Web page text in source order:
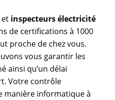
et inspecteurs électricité
de certifications à 1000
proche de chez vous.
vous garantir les
ainsi qu’un délai
Votre contrôle
manière informatique à